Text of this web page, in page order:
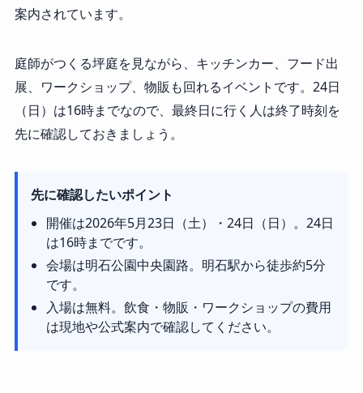
案内されています。
庭師がつくる坪庭を見ながら、キッチンカー、フード出
展、ワークショップ、物販も回れるイベントです。24日
（日）は16時までなので、最終日に行く人は終了時刻を
先に確認しておきましょう。
先に確認したいポイント
開催は2026年5月23日（土）・24日（日）。24日
は16時までです。
会場は明石公園中央園路。明石駅から徒歩約5分
です。
入場は無料。飲食・物販・ワークショップの費用
は現地や公式案内で確認してください。